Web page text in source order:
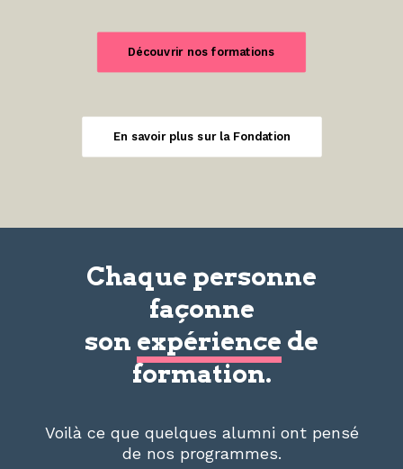
Découvrir nos formations
En savoir plus sur la Fondation
Chaque personne
façonne
son expérience de
formation.
Voilà ce que quelques alumni ont pensé
de nos programmes.